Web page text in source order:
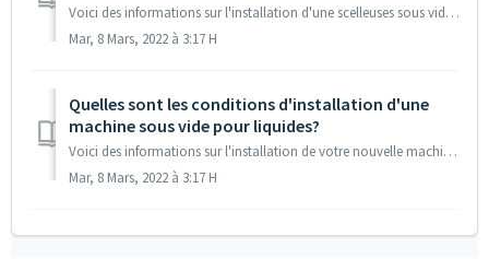
Voici des informations sur l'installation d'une scelleuses sous vide. Installation Étape 1 : Placement et orientation La machine doit êtr...
Mar, 8 Mars, 2022 à 3:17 H
Quelles sont les conditions d'installation d'une
machine sous vide pour liquides?
Voici des informations sur l'installation de votre nouvelle machine sous vide pour liquides. Installation Veuillez garder la machine à sous vide v...
Mar, 8 Mars, 2022 à 3:17 H